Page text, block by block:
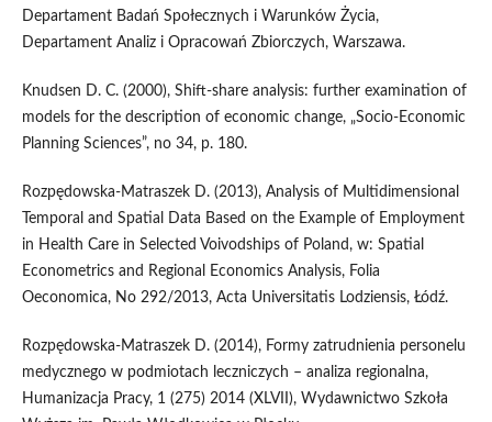
Departament Badań Społecznych i Warunków Życia,
Departament Analiz i Opracowań Zbiorczych, Warszawa.
Knudsen D. C. (2000), Shift-share analysis: further examination of
models for the description of economic change, „Socio-Economic
Planning Sciences”, no 34, p. 180.
Rozpędowska-Matraszek D. (2013), Analysis of Multidimensional
Temporal and Spatial Data Based on the Example of Employment
in Health Care in Selected Voivodships of Poland, w: Spatial
Econometrics and Regional Economics Analysis, Folia
Oeconomica, No 292/2013, Acta Universitatis Lodziensis, Łódź.
Rozpędowska-Matraszek D. (2014), Formy zatrudnienia personelu
medycznego w podmiotach leczniczych – analiza regionalna,
Humanizacja Pracy, 1 (275) 2014 (XLVII), Wydawnictwo Szkoła